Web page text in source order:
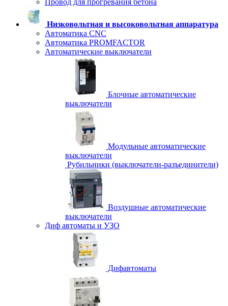
Провод для прогревания бетона
Низковольтная и высоковольтная аппаратура
Автоматика CNC
Автоматика PROMFACTOR
Автоматические выключатели
Блочные автоматические
выключатели
Модульные автоматические
выключатели
Рубильники (выключатели-разъединители)
Воздушные автоматические
выключатели
Диф автоматы и УЗО
Дифавтоматы